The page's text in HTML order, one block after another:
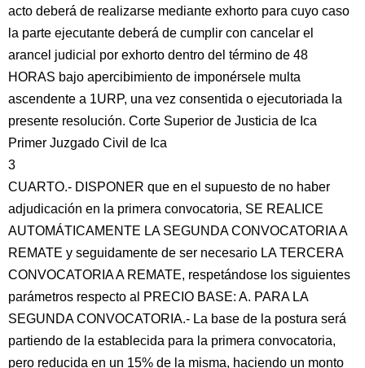
acto deberá de realizarse mediante exhorto para cuyo caso
la parte ejecutante deberá de cumplir con cancelar el
arancel judicial por exhorto dentro del término de 48
HORAS bajo apercibimiento de imponérsele multa
ascendente a 1URP, una vez consentida o ejecutoriada la
presente resolución. Corte Superior de Justicia de Ica
Primer Juzgado Civil de Ica
3
CUARTO.- DISPONER que en el supuesto de no haber
adjudicación en la primera convocatoria, SE REALICE
AUTOMÁTICAMENTE LA SEGUNDA CONVOCATORIA A
REMATE y seguidamente de ser necesario LA TERCERA
CONVOCATORIA A REMATE, respetándose los siguientes
parámetros respecto al PRECIO BASE: A. PARA LA
SEGUNDA CONVOCATORIA.- La base de la postura será
partiendo de la establecida para la primera convocatoria,
pero reducida en un 15% de la misma, haciendo un monto